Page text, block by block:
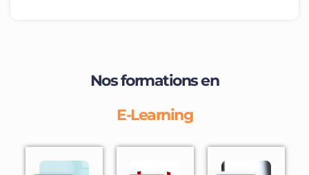
Nos formations en
E-Learning